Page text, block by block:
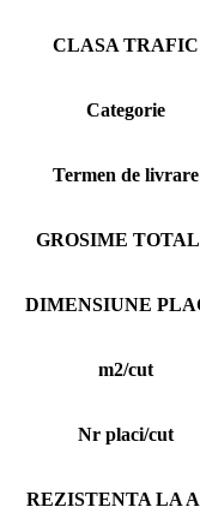
CLASA TRAFIC
Categorie
Termen de livrare
GROSIME
DIMENSIUNE
m2/cut
Nr placi/cut
REZISTENTA LA